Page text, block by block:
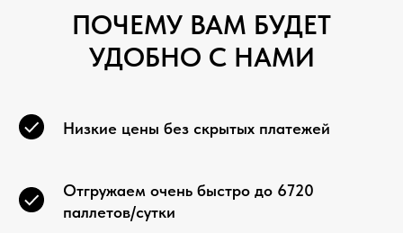
ПОЧЕМУ ВАМ БУДЕТ
УДОБНО С НАМИ
Низкие цены без скрытых платежей
Отгружаем очень быстро до 6720
паллетов/сутки